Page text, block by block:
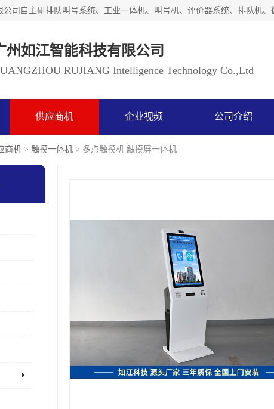
州如江智能科技有限公司
RUJIANG Intelligence Technology Co.,Ltd
供应商机 企业视频 公司介绍
商机 > 触摸一体机 > 多点触摸机 触摸屏一体机